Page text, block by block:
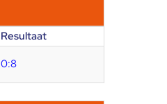
Resultaat
0:8